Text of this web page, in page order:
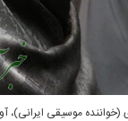
(خواننده موسیقی